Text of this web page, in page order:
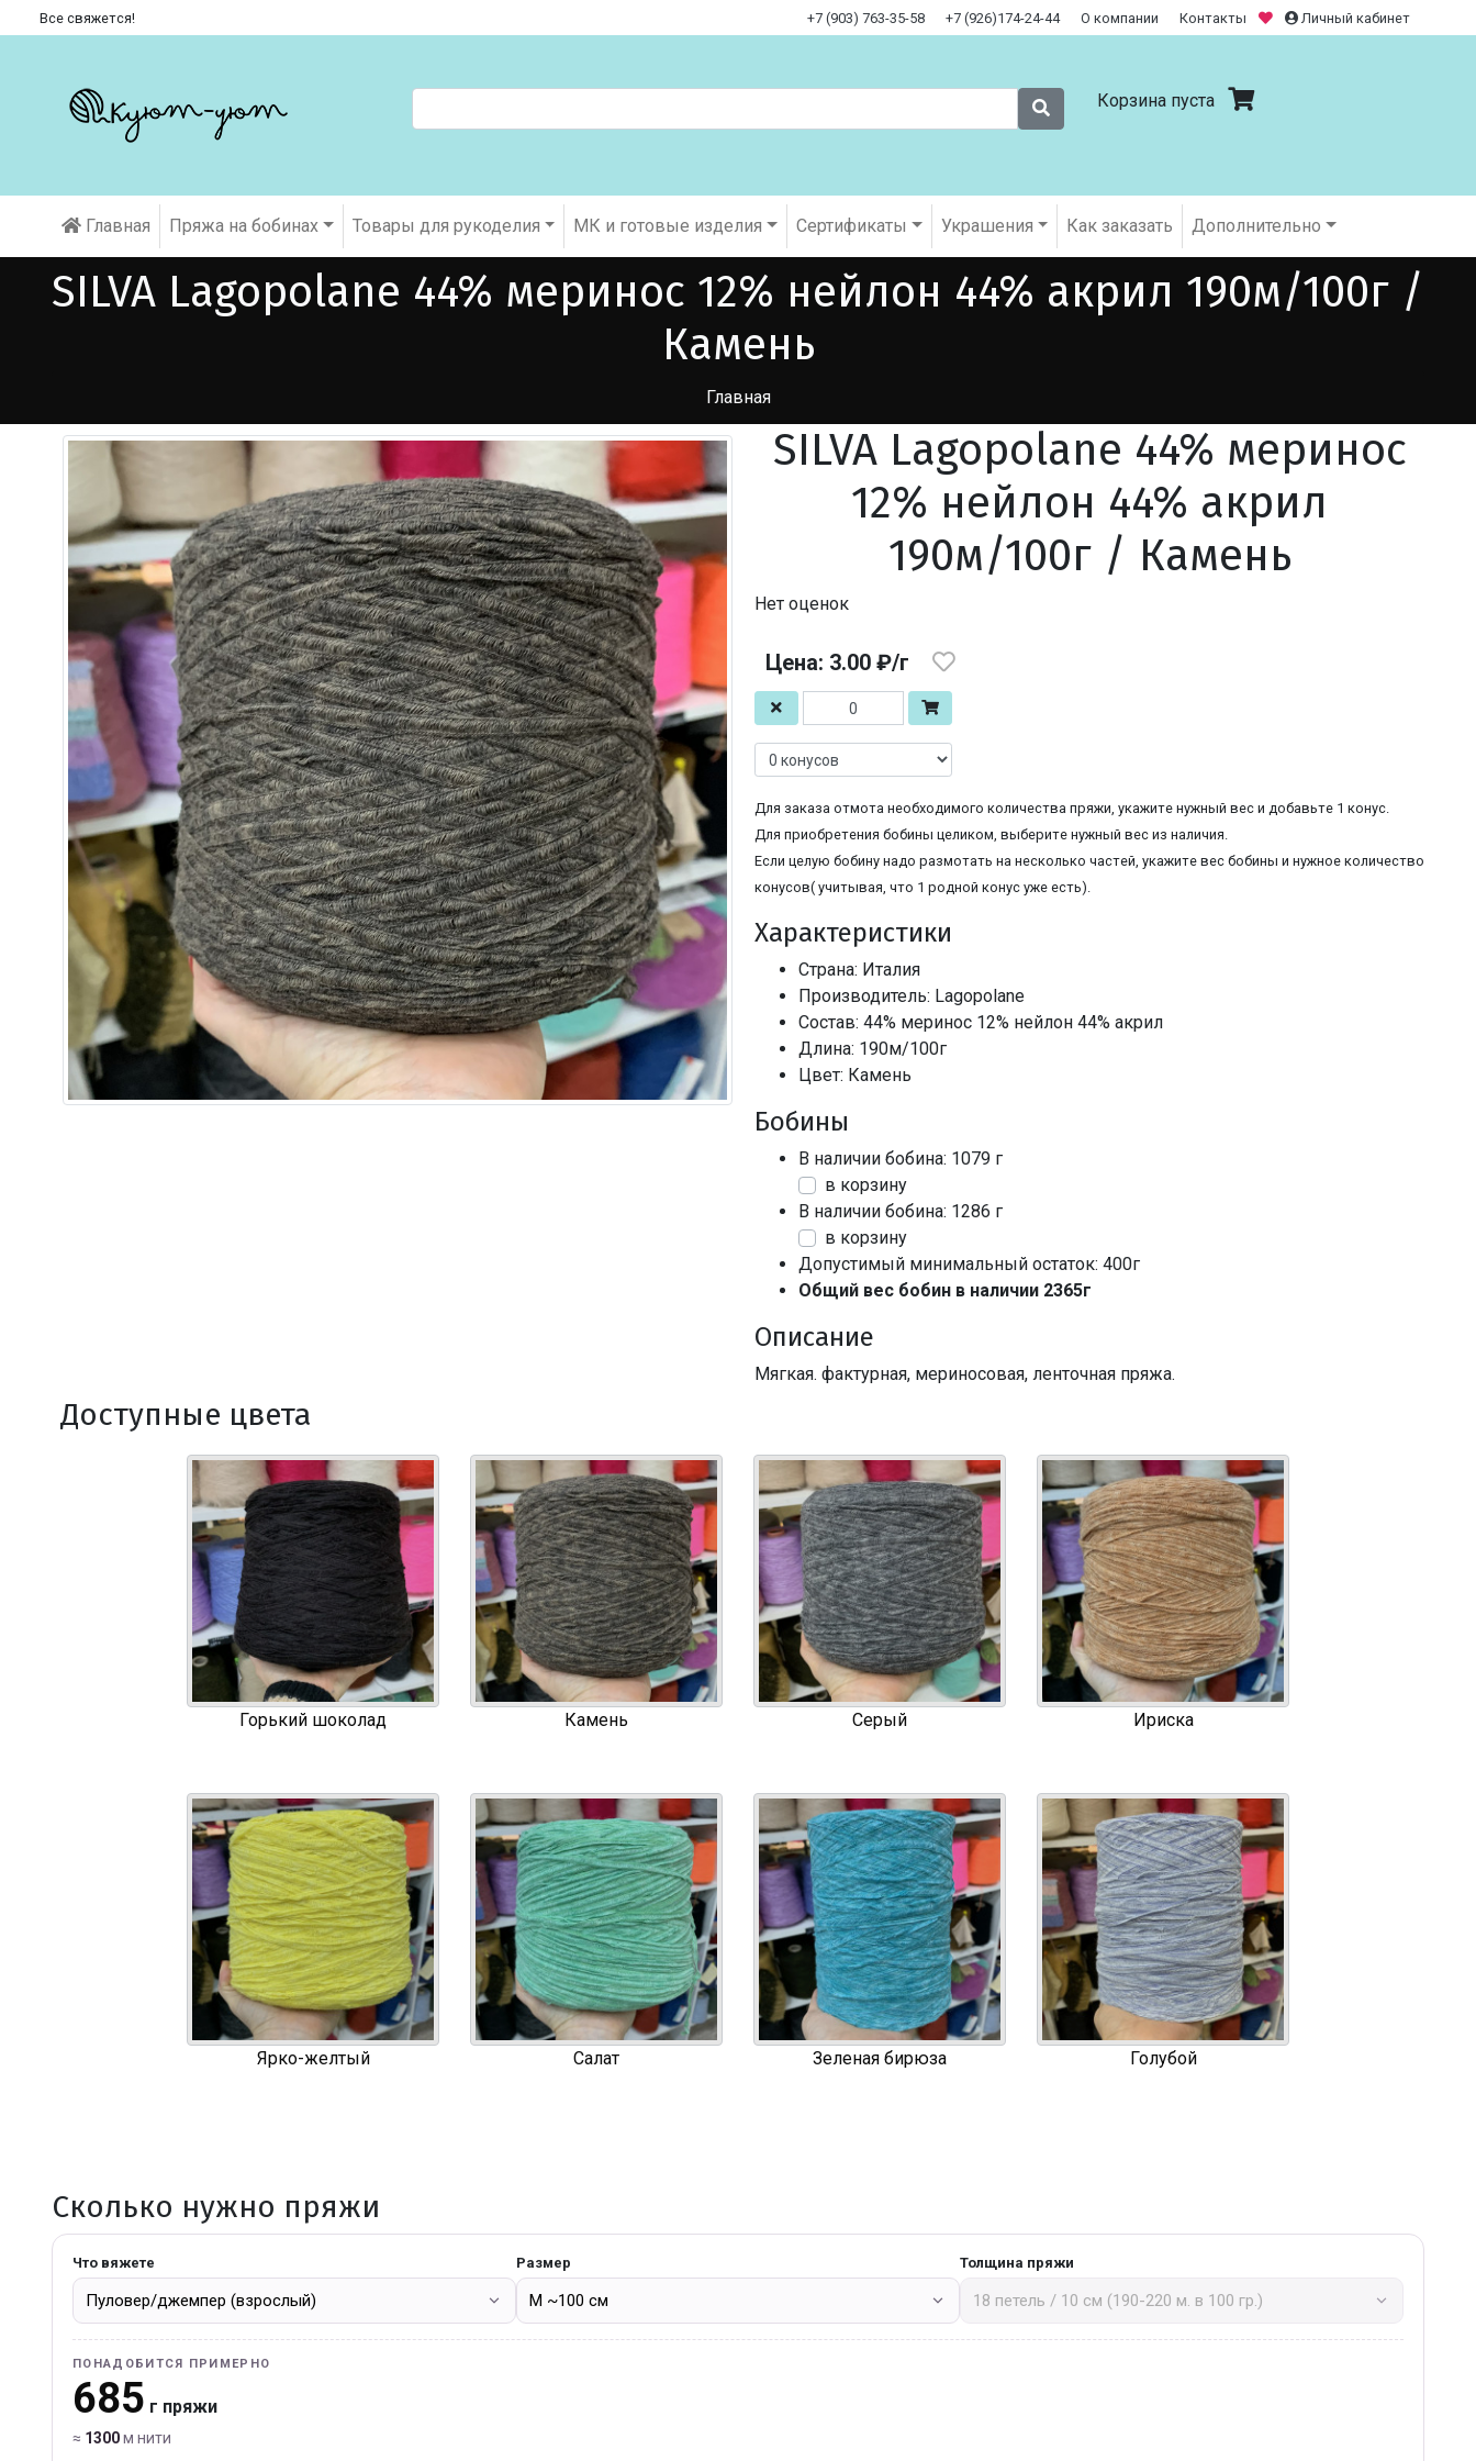
Все свяжется! +7 (903) 763-35-58 +7 (926)174-24-44 О компании Контакты Личный кабинет
Корзина пуста
Главная Пряжа на бобинах Товары для рукоделия МК и готовые изделия Cертификаты Украшения Как заказать Дополнительно
SILVA Lagopolane 44% меринос 12% нейлон 44% акрил 190м/100г /
Камень
Главная
SILVA Lagopolane 44% меринос
12% нейлон 44% акрил
190м/100г / Камень
Нет оценок
Цена: 3.00 ₽/г
Для заказа отмота необходимого количества пряжи, укажите нужный вес и добавьте 1 конус.
Для приобретения бобины целиком, выберите нужный вес из наличия.
Если целую бобину надо размотать на несколько частей, укажите вес бобины и нужное количество
конусов( учитывая, что 1 родной конус уже есть).
Характеристики
Страна: Италия
Производитель: Lagopolane
Состав: 44% меринос 12% нейлон 44% акрил
Длина: 190м/100г
Цвет: Камень
Бобины
В наличии бобина: 1079 г
в корзину
В наличии бобина: 1286 г
в корзину
Допустимый минимальный остаток: 400г
Общий вес бобин в наличии 2365г
Описание
Мягкая. фактурная, мериносовая, ленточная пряжа.
Доступные цвета
Горький шоколад Камень Серый Ириска
Ярко-желтый Салат Зеленая бирюза Голубой
Сколько нужно пряжи
Что вяжете Размер Толщина пряжи
ПОНАДОБИТСЯ ПРИМЕРНО
685 г пряжи
≈ 1300м нити